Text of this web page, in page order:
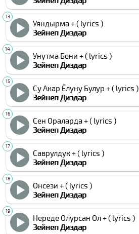
Уяндырма + ( lyrics )
Зейнеп Диздар
Унутма Бени + ( lyrics )
Зейнеп Диздар
Су Акар Ёлуну Булур + ( lyrics )
Зейнеп Диздар
Сен Ораларда + ( lyrics )
Зейнеп Диздар
Саврулдук + ( lyrics )
Зейнеп Диздар
Онсези + ( lyrics )
Зейнеп Диздар
Нереде Олурсан Ол + ( lyrics )
Зейнеп Диздар